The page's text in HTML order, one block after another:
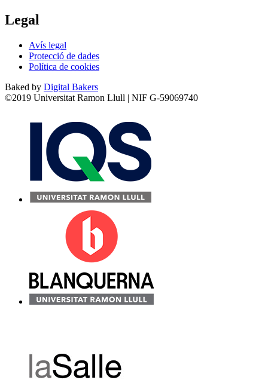
Legal
Avís legal
Protecció de dades
Política de cookies
Baked by Digital Bakers
©2019 Universitat Ramon Llull | NIF G-59069740